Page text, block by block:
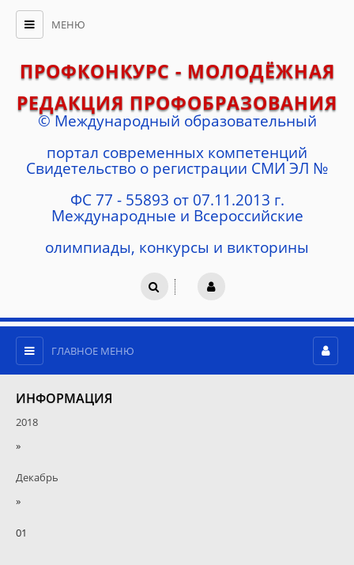
МЕНЮ
ПРОФКОНКУРС - МОЛОДЁЖНАЯ
РЕДАКЦИЯ ПРОФОБРАЗОВАНИЯ
© Международный образовательный
портал современных компетенций
Cвидетельство о регистрации СМИ ЭЛ №
ФС 77 - 55893 от 07.11.2013 г.
Международные и Всероссийские
олимпиады, конкурсы и викторины
ГЛАВНОЕ МЕНЮ
ИНФОРМАЦИЯ
2018
»
Декабрь
»
01